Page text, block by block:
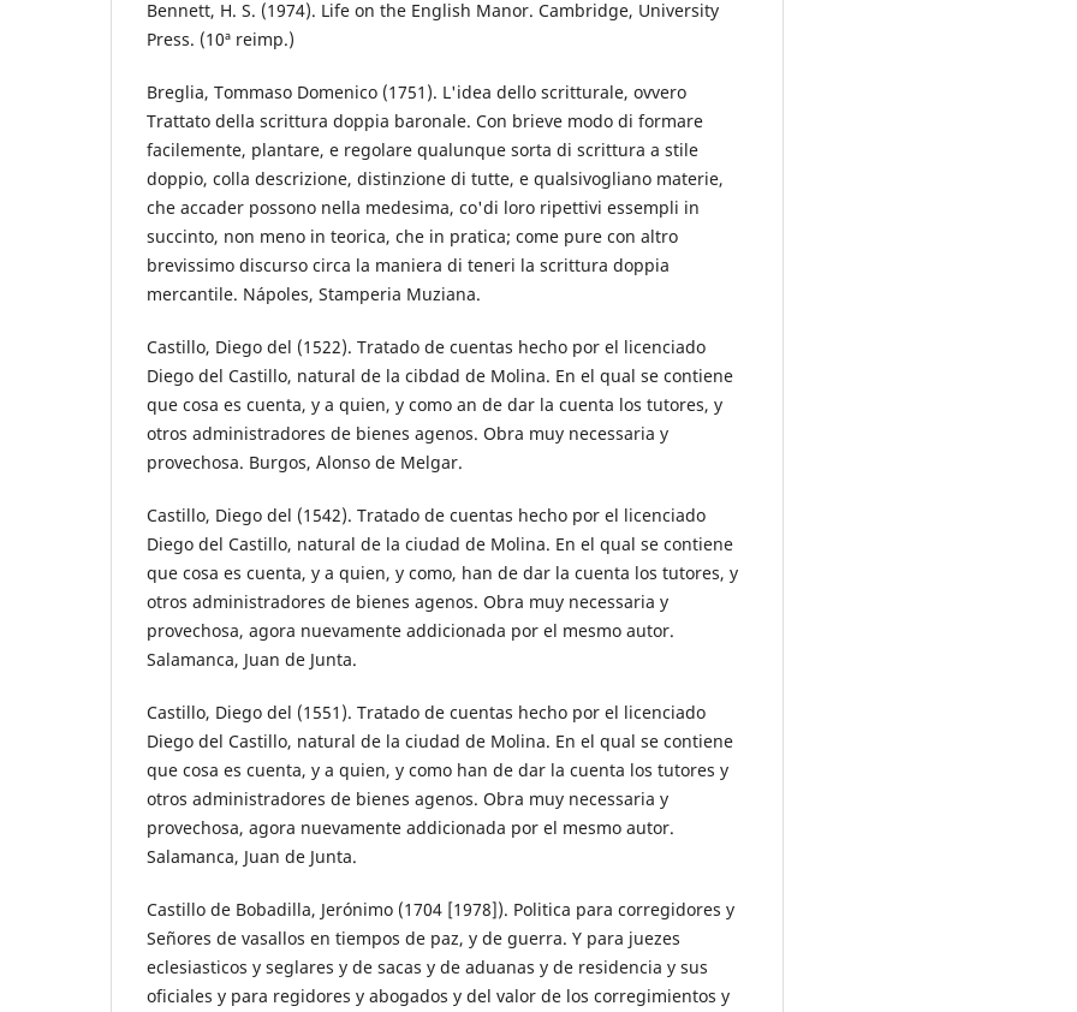
Bennett, H. S. (1974). Life on the English Manor. Cambridge, University
Press. (10ª reimp.)
Breglia, Tommaso Domenico (1751). L'idea dello scritturale, ovvero
Trattato della scrittura doppia baronale. Con brieve modo di formare
facilemente, plantare, e regolare qualunque sorta di scrittura a stile
doppio, colla descrizione, distinzione di tutte, e qualsivogliano materie,
che accader possono nella medesima, co'di loro ripettivi essempli in
succinto, non meno in teorica, che in pratica; come pure con altro
brevissimo discurso circa la maniera di teneri la scrittura doppia
mercantile. Nápoles, Stamperia Muziana.
Castillo, Diego del (1522). Tratado de cuentas hecho por el licenciado
Diego del Castillo, natural de la cibdad de Molina. En el qual se contiene
que cosa es cuenta, y a quien, y como an de dar la cuenta los tutores, y
otros administradores de bienes agenos. Obra muy necessaria y
provechosa. Burgos, Alonso de Melgar.
Castillo, Diego del (1542). Tratado de cuentas hecho por el licenciado
Diego del Castillo, natural de la ciudad de Molina. En el qual se contiene
que cosa es cuenta, y a quien, y como, han de dar la cuenta los tutores, y
otros administradores de bienes agenos. Obra muy necessaria y
provechosa, agora nuevamente addicionada por el mesmo autor.
Salamanca, Juan de Junta.
Castillo, Diego del (1551). Tratado de cuentas hecho por el licenciado
Diego del Castillo, natural de la ciudad de Molina. En el qual se contiene
que cosa es cuenta, y a quien, y como han de dar la cuenta los tutores y
otros administradores de bienes agenos. Obra muy necessaria y
provechosa, agora nuevamente addicionada por el mesmo autor.
Salamanca, Juan de Junta.
Castillo de Bobadilla, Jerónimo (1704 [1978]). Politica para corregidores y
Señores de vasallos en tiempos de paz, y de guerra. Y para juezes
eclesiasticos y seglares y de sacas y de aduanas y de residencia y sus
oficiales y para regidores y abogados y del valor de los corregimientos y